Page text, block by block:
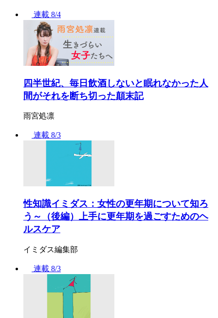
連載 8/4
四半世紀、毎日飲酒しないと眠れなかった人
間がそれを断ち切った顛末記
雨宮処凛
連載 8/3
性知識イミダス：女性の更年期について知ろ
う～（後編）上手に更年期を過ごすためのヘ
ルスケア
イミダス編集部
連載 8/3